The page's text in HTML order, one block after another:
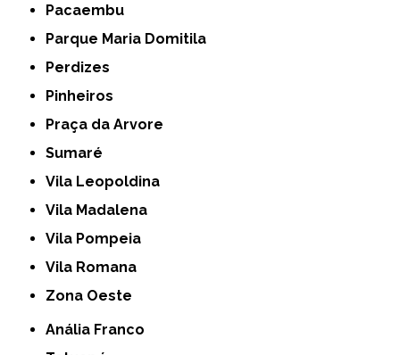
Pacaembu
Parque Maria Domitila
Perdizes
Pinheiros
Praça da Arvore
Sumaré
Vila Leopoldina
Vila Madalena
Vila Pompeia
Vila Romana
Zona Oeste
Anália Franco